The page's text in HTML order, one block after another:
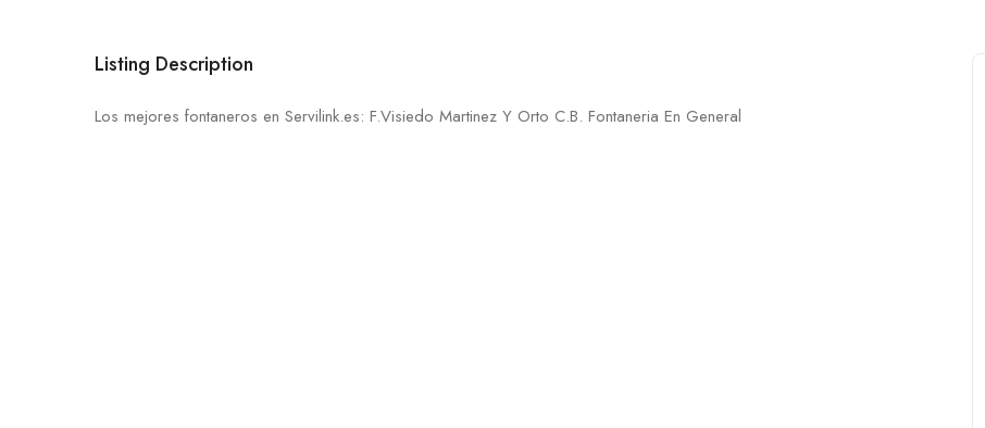
Listing Description
Los mejores fontaneros en Servilink.es: F.Visiedo Martinez Y Orto C.B. Fontaneria En General